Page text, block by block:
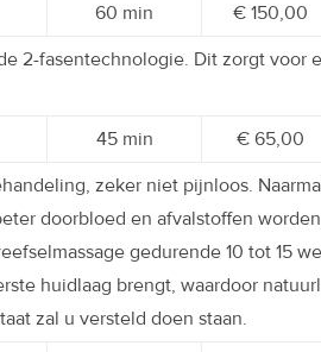
60 min € 150,00
2-fasentechnologie. Dit zorgt voor
45 min € 65,00
zeker niet pijnloos.
doorbloed en afvalstoffen
gedurende 10 tot 15
huidlaag brengt, waardoor
zal u versteld doen staan.